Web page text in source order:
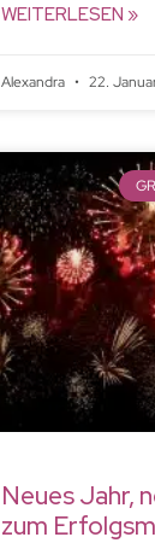
WEITERLESEN »
Alexandra 22.
Neues Jahr,
zum